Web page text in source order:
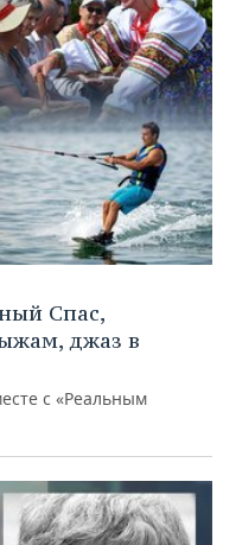
Спас,
джаз в
с «Реальным